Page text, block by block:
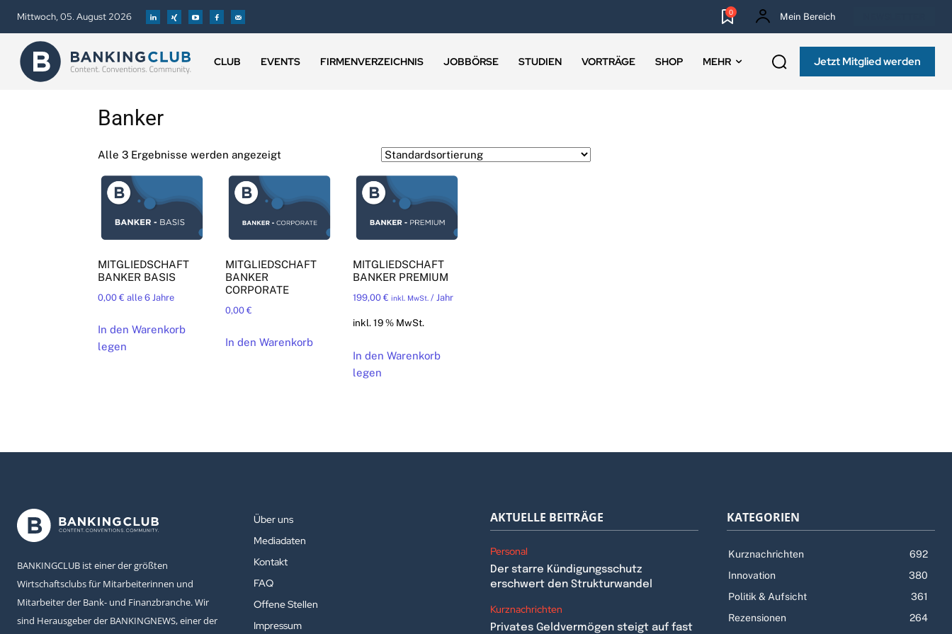
Mittwoch, 05. August 2026 0 Mein Bereich
CLUB EVENTS FIRMENVERZEICHNIS JOBBÖRSE STUDIEN VORTRÄGE SHOP MEHR Jetzt Mitglied werden
Banker
Alle 3 Ergebnisse werden angezeigt
MITGLIEDSCHAFT
BANKER BASIS
0,00 € alle 6 Jahre
In den Warenkorb
legen
MITGLIEDSCHAFT
BANKER
CORPORATE
0,00 €
In den Warenkorb
MITGLIEDSCHAFT
BANKER PREMIUM
199,00 € inkl. MwSt. / Jahr
inkl. 19 % MwSt.
In den Warenkorb
legen
BANKINGCLUB ist einer der größten
Wirtschaftsclubs für Mitarbeiterinnen und
Mitarbeiter der Bank- und Finanzbranche. Wir
sind Herausgeber der BANKINGNEWS, einer der
Über uns
Mediadaten
Kontakt
FAQ
Offene Stellen
Impressum
AKTUELLE BEITRÄGE
Personal
Der starre Kündigungsschutz
erschwert den Strukturwandel
Kurznachrichten
Privates Geldvermögen steigt auf fast
KATEGORIEN
Kurznachrichten
692
Innovation
380
Politik & Aufsicht
361
Rezensionen
264